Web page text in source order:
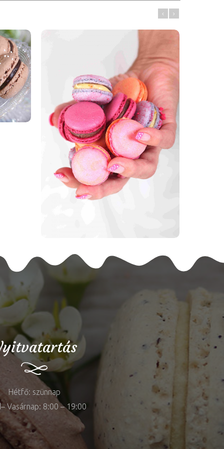
Hétfő: szünnap
Vasárnap: 8:00 – 19:00